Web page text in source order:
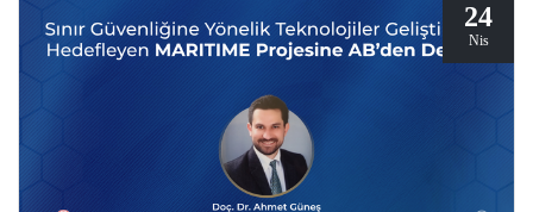
24
Nis